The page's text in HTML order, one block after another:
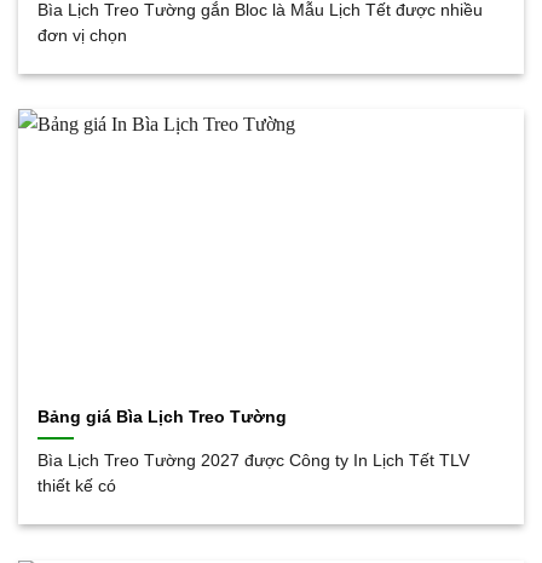
Bìa Lịch Treo Tường gắn Bloc là Mẫu Lịch Tết được nhiều
đơn vị chọn
Bảng giá Bìa Lịch Treo Tường
Bìa Lịch Treo Tường 2027 được Công ty In Lịch Tết TLV
thiết kế có